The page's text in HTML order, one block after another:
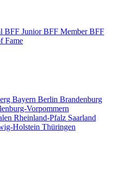
BFF JuniorBFF MemberBFF
Fame
Bayern Berlin Brandenburg
Vorpommern
Rheinland-Pfalz Saarland
Holstein Thüringen